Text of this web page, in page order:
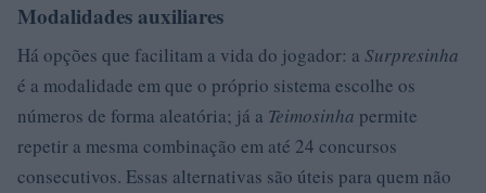
Modalidades auxiliares
Há opções que facilitam a vida do jogador: a Surpresinha
é a modalidade em que o próprio sistema escolhe os
números de forma aleatória; já a Teimosinha permite
repetir a mesma combinação em até 24 concursos
consecutivos. Essas alternativas são úteis para quem não